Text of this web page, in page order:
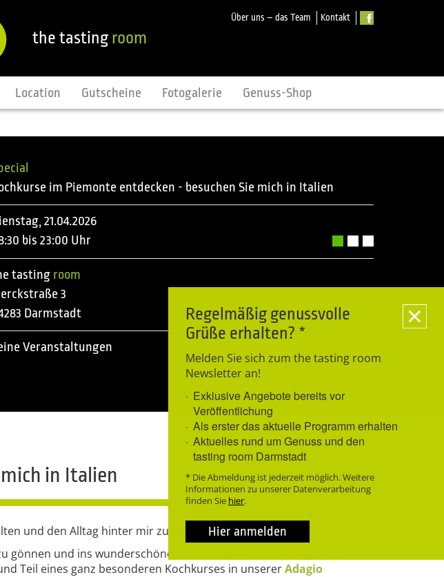
Über uns – das Team Kontakt
the tastingroom
Location Gutscheine Fotogalerie Genuss-Shop
im Piemonte entdecken - besuchen Sie mich in Italien
21.04.2026
bis 23:00 Uhr
tasting room
3
Darmstadt
Veranstaltungen
in Italien
und den Alltag hinter mir zu lassen.
gönnen und ins wunderschöne
Teil eines ganz besonderen Kochkurses in unsererAdagio
Regelmäßig genussvolle
Grüße erhalten? *
Melden Sie sich zum the tasting room
Newsletter an!
Exklusive Angebote bereits vor
Veröffentlichung
Als erster das aktuelle Programm erhalten
Aktuelles rund um Genuss und den
tasting room Darmstadt
* Die Abmeldung ist jederzeit möglich. Weitere
Informationen zu unserer Datenverarbeitung
finden Sie hier.
Hier anmelden